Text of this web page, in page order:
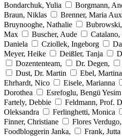
Bondarchuk, Yulia
Borgmann,
Braun, Niklas
Brenner, Maria
Bruynooghe, Nathalie
Max
Buscher, Aude
Daniela
Cziollek, Ingeborg
Meyer, Heike
Deißler, Tanja
Dozententeam,
Dr. Degen,
Dust, Dr. Martin
Ebel, Martina
Ehrhardt, Nico
Eisele, Marianna
Dorothea
Esrefoglu, Bengü Yesim
Fartely, Debbie
Feldmann, Prof.
Oleksandra
Ferlinghetti, Monica
Finner, Christiane
Flores
Foodbloggerin Janka,
Frank, Jutta